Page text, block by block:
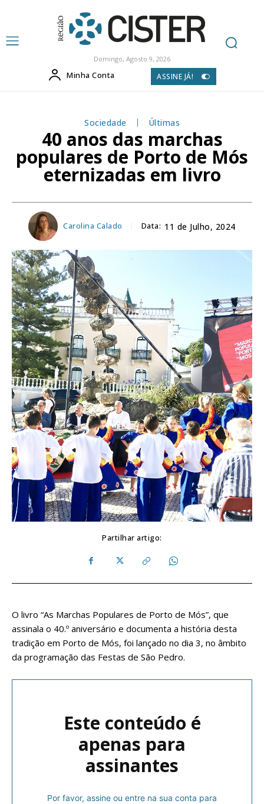
Domingo, Agosto 9, 2026
Minha Conta ASSINE JÁ!
Sociedade Últimas
40 anos das marchas
populares de Porto de Mós
eternizadas em livro
Carolina Calado Data: 11 de Julho, 2024
Partilhar artigo:
O livro “As Marchas Populares de Porto de Mós”, que
assinala o 40.º aniversário e documenta a história desta
tradição em Porto de Mós, foi lançado no dia 3, no âmbito
da programação das Festas de São Pedro.
Este conteúdo é
apenas para
assinantes
Por favor, assine ou entre na sua conta para